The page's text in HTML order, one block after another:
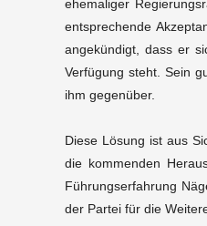
ehemaliger
entsprechende
angekündigt, dass er
Verfügung steht. Sein
ihm gegenüber.
Diese Lösung ist aus
die kommenden
Führungserfahrung
der Partei für die